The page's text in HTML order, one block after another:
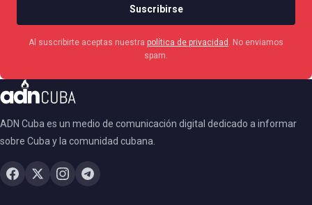
Suscribirse
Al suscribirte aceptas nuestra política de privacidad
. No enviamos
spam.
ADN Cuba es un medio de comunicación digital dedicado a informar
sobre Cuba y la comunidad cubana.